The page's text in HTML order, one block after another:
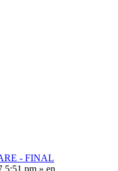
- FINAL
5:51 pm » en